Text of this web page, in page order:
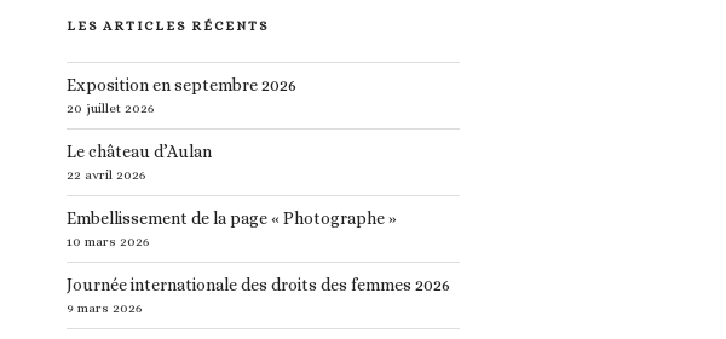
LES ARTICLES RÉCENTS
Exposition en septembre 2026
20 juillet 2026
Le château d’Aulan
22 avril 2026
Embellissement de la page « Photographe »
10 mars 2026
Journée internationale des droits des femmes 2026
9 mars 2026